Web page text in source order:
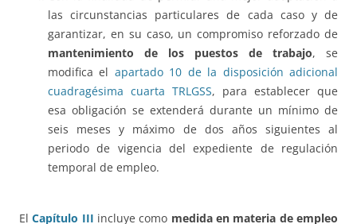
las circunstancias particulares de cada caso y de
garantizar, en su caso, un compromiso reforzado de
mantenimiento de los puestos de trabajo, se
modifica el apartado 10 de la disposición adicional
cuadragésima cuarta TRLGSS, para establecer que
esa obligación se extenderá durante un mínimo de
seis meses y máximo de dos años siguientes al
periodo de vigencia del expediente de regulación
temporal de empleo.
ElCapítulo III incluye como medida en materia de empleo